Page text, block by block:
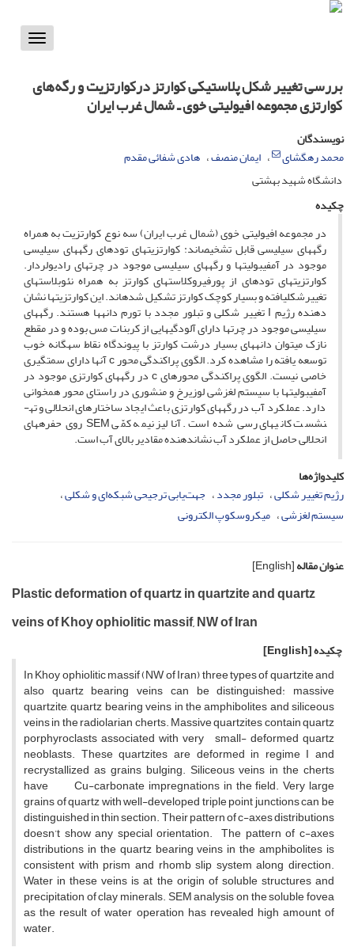
Toggle
بررسی تغییر شکل پلاستیکی کوارتز درکوارتزیت و رگه‌های
کوارتزی مجموعه افیولیتی خوی ـ شمال غرب ایران
نویسندگان
محمد رهگشای
ایمان منصف هادی شفائی مقدم
دانشگاه شهید بهشتی
چکیده
در مجموعه افیولیتی خوی (شمال غرب ایران) سه نوع کوارتزیت به همراه
رگه­های سیلیسی قابل تشخیص­اند: کوارتزیت­های توده­ای, رگه­های سیلیسی
موجود در آمفیبولیت­ها و رگه­های سیلیسی موجود در چرت­های رادیولردار.
کوارتزیت­های توده­ای از پورفیروکلاست­های کوارتز به همراه نئوبلاست­های
تغییرشکل­یافته و بسیار کوچک کوارتز تشکیل شده­اند. این کوارتزیت­ها نشان
دهنده رژیم I تغییر شکلی و تبلور مجدد با تورم دانه­ها هستند. رگه­های
سیلیسی موجود در چرت­ها دارای آلودگی­هایی از کربنات مس بوده و در مقطع
نازک می­توان دانه­های بسیار درشت کوارتز با پیوندگاه نقاط سه­گانه خوب
توسعه یافته را مشاهده کرد. الگوی پراکندگی محور c آنها دارای سمتگیری
خاصی نیست. الگوی پراکندگی محورهای c در رگه­های کوارتزی موجود در
آمفیبولیت­ها با سیستم لغزشی لوزی­رخ و منشوری در راستای محور همخوانی
دارد. عملکرد آب در رگه­های کوارتزی باعث ایجاد ساختارهای انحلالی و ته­
نشست کانی­های رسی شده است. آنالیز نیمه کمّی SEM روی حفره­های
انحلالی حاصل از عملکرد آب نشان­دهنده مقادیر بالای آب است.
کلیدواژه‌ها
رژیم تغییر شکلی تبلور مجدد جهت‌یابی ترجیحی شبکه‌ای و شکلی
سیستم لغزشی میکروسکوپ الکترونی
عنوان مقاله[English]
Plastic deformation of quartz in quartzite and quartz
veins of Khoy ophiolitic massif, NW of Iran
چکیده[English]
In Khoy ophiolitic massif (NW of Iran) three types of quartzite and
also quartz bearing veins can be distinguished: massive
quartzite, quartz bearing veins in the amphibolites and siliceous
veins in the radiolarian cherts. Massive quartzites contain quartz
porphyroclasts associated with very small- deformed quartz
neoblasts. These quartzites are deformed in regime I and
recrystallized as grains bulging. Siliceous veins in the cherts
have Cu-carbonate impregnations in the field. Very large
grains of quartz with well-developed triple point junctions can be
distinguished in thin section. Their pattern of c-axes distributions
doesn’t show any special orientation. The pattern of c-axes
distributions in the quartz bearing veins in the amphibolites is
consistent with prism and rhomb slip system along direction.
Water in these veins is at the origin of soluble structures and
precipitation of clay minerals. SEM analysis on the soluble fovea
as the result of water operation has revealed high amount of
water.